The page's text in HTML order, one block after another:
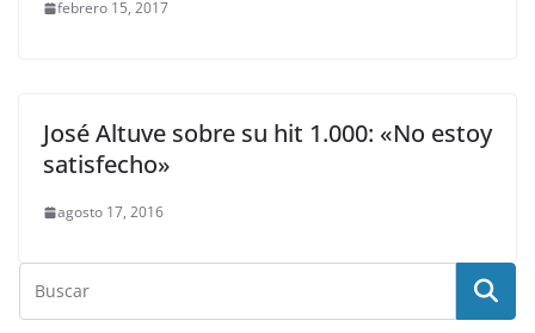
febrero 15, 2017
José Altuve sobre su hit 1.000: «No estoy
satisfecho»
agosto 17, 2016